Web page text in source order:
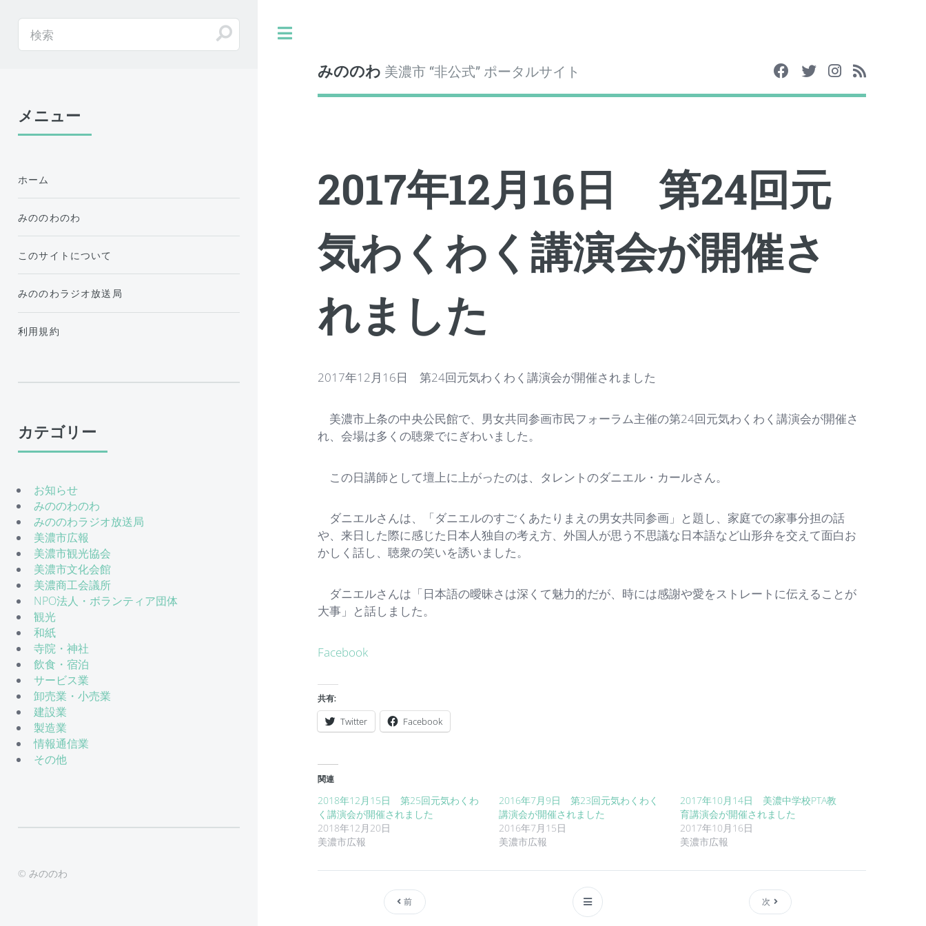
みののわ 美濃市 “非公式” ポータルサイト
2017年12月16日 第24回元
気わくわく講演会が開催さ
れました
2017年12月16日 第24回元気わくわく講演会が開催されました
美濃市上条の中央公民館で、男女共同参画市民フォーラム主催の第24回元気わくわく講演会が開催さ
れ、会場は多くの聴衆でにぎわいました。
この日講師として壇上に上がったのは、タレントのダニエル・カールさん。
ダニエルさんは、「ダニエルのすごくあたりまえの男女共同参画」と題し、家庭での家事分担の話
や、来日した際に感じた日本人独自の考え方、外国人が思う不思議な日本語など山形弁を交えて面白お
かしく話し、聴衆の笑いを誘いました。
ダニエルさんは「日本語の曖昧さは深くて魅力的だが、時には感謝や愛をストレートに伝えることが
大事」と話しました。
Facebook
共有:
Twitter Facebook
関連
2018年12月15日 第25回元気わくわ
く講演会が開催されました
2018年12月20日
美濃市広報
2016年7月9日 第23回元気わくわく
講演会が開催されました
2016年7月15日
美濃市広報
2017年10月14日 美濃中学校PTA教
育講演会が開催されました
2017年10月16日
美濃市広報
前 次
メニュー
ホーム
みののわのわ
このサイトについて
みののわラジオ放送局
利用規約
カテゴリー
お知らせ
みののわのわ
みののわラジオ放送局
美濃市広報
美濃市観光協会
美濃市文化会館
美濃商工会議所
NPO法人・ボランティア団体
観光
和紙
寺院・神社
飲食・宿泊
サービス業
卸売業・小売業
建設業
製造業
情報通信業
その他
© みののわ